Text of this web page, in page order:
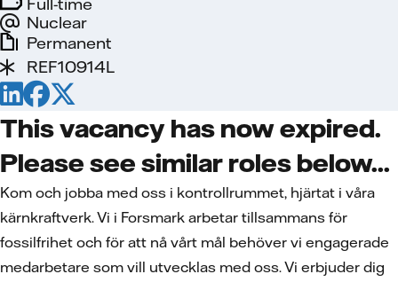
Nuclear
Permanent
REF10914L
This vacancy has now expired.
Please see similar roles below...
Kom och jobba med oss i kontrollrummet, hjärtat i våra
kärnkraftverk. Vi i Forsmark arbetar tillsammans för
fossilfrihet och för att nå vårt mål behöver vi engagerade
medarbetare som vill utvecklas med oss. Vi erbjuder dig